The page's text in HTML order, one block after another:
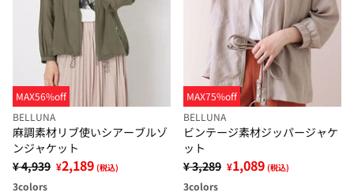
MAX56%off
BELLUNA
麻調素材リブ使いシアーブルゾ
ンジャケット
¥ 4,939 ¥2,189 (税込)
3colors
MAX75%off
BELLUNA
ビンテージ素材ジッパージャケ
ット
¥ 3,289 ¥1,089 (税込)
3colors